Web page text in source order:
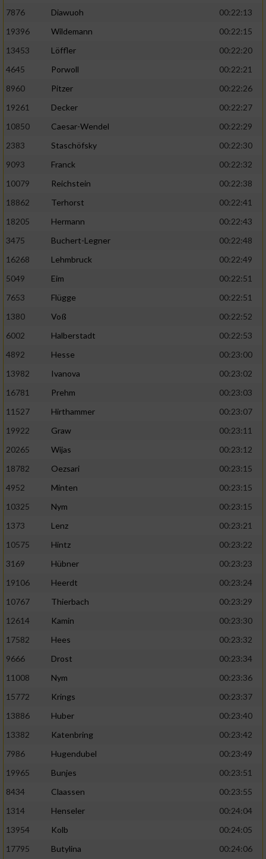
7876
Diawuoh
00:22:13
19396
Wildemann
00:22:15
13453
Löffler
00:22:20
4645
Porwoll
00:22:21
8960
Pitzer
00:22:26
19261
Decker
00:22:27
10850
Caesar-Wendel
00:22:29
2383
Staschöfsky
00:22:30
9093
Franck
00:22:32
10079
Reichstein
00:22:38
18862
Terhorst
00:22:41
18205
Hermann
00:22:43
3475
Buchert-Legner
00:22:48
16268
Lehmbruck
00:22:49
5049
Eim
00:22:51
7653
Flügge
00:22:51
1380
Voß
00:22:52
6002
Halberstadt
00:22:53
4892
Hesse
00:23:00
13982
Ivanova
00:23:02
16781
Prehm
00:23:03
11527
Hirthammer
00:23:07
19922
Graw
00:23:11
20265
Wijas
00:23:12
18782
Oezsari
00:23:15
4952
Minten
00:23:15
10325
Nym
00:23:15
1373
Lenz
00:23:21
10575
Hintz
00:23:22
3169
Hübner
00:23:23
19106
Heerdt
00:23:24
10767
Thierbach
00:23:29
12614
Kamin
00:23:30
17582
Hees
00:23:32
9666
Drost
00:23:34
11008
Nym
00:23:36
15772
Krings
00:23:37
13886
Huber
00:23:40
13382
Katenbring
00:23:42
7986
Hugendubel
00:23:49
19965
Bunjes
00:23:51
8434
Claassen
00:23:55
1314
Henseler
00:24:04
13954
Kolb
00:24:05
17795
Butylina 00:24:06